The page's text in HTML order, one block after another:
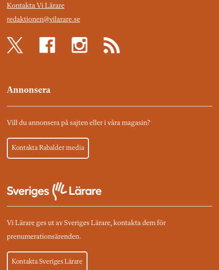
Kontakta Vi Lärare
redaktionen@vilarare.se
Annonsera
Vill du annonsera på sajten eller i våra magasin?
Kontakta Rabalder media
Vi Lärare ges ut av Sveriges Lärare, kontakta dem för
prenumerationsärenden.
Kontakta Sveriges Lärare